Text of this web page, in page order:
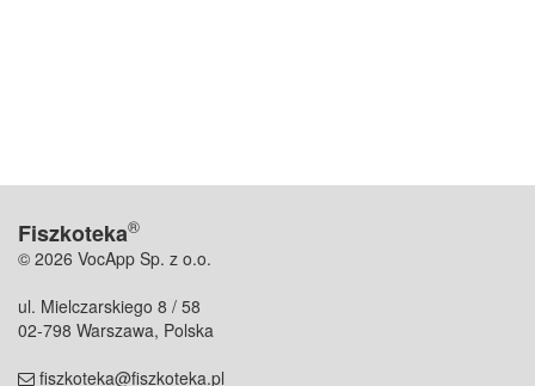
Fiszkoteka®
© 2026 VocApp Sp. z o.o.
ul. Mielczarskiego 8 / 58
02-798 Warszawa, Polska
fiszkoteka@fiszkoteka.pl